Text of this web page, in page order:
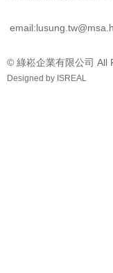
© 綠崧企業有限公司
Designed by ISREAL